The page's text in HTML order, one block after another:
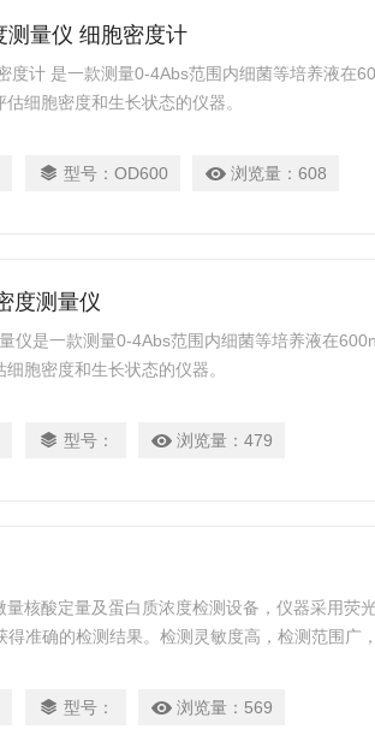
测量仪 细胞密度计
度计 是一款测量0-4Abs范围内细菌等培养液在
细胞密度和生长状态的仪器。
型号： OD600 浏览量： 608
度测量仪
仪是一款测量0-4Abs范围内细菌等培养液在
胞密度和生长状态的仪器。
型号： 浏览量： 479
核酸定量及蛋白质浓度检测设备，仪器采用荧
得准确的检测结果。检测灵敏度高，检测范围广
型号： 浏览量： 569